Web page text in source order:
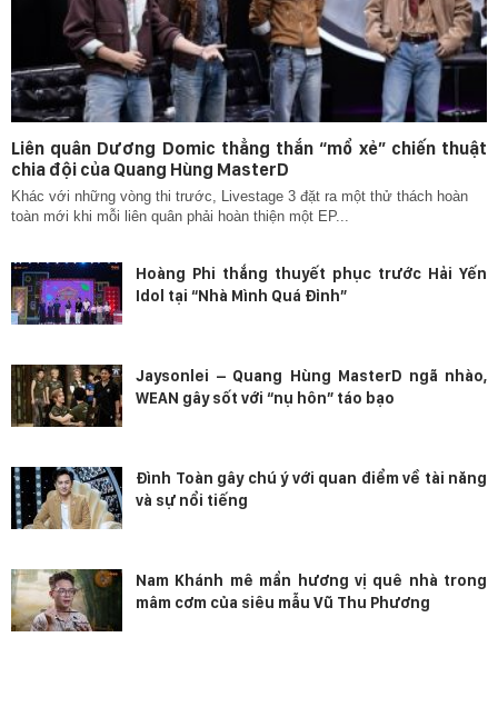
Liên quân Dương Domic thẳng thắn “mổ xẻ” chiến thuật
chia đội của Quang Hùng MasterD
Khác với những vòng thi trước, Livestage 3 đặt ra một thử thách hoàn
toàn mới khi mỗi liên quân phải hoàn thiện một EP...
Hoàng Phi thắng thuyết phục trước Hải Yến
Idol tại “Nhà Mình Quá Đỉnh”
Jaysonlei – Quang Hùng MasterD ngã nhào,
WEAN gây sốt với “nụ hôn” táo bạo
Đình Toàn gây chú ý với quan điểm về tài năng
và sự nổi tiếng
Nam Khánh mê mẩn hương vị quê nhà trong
mâm cơm của siêu mẫu Vũ Thu Phương